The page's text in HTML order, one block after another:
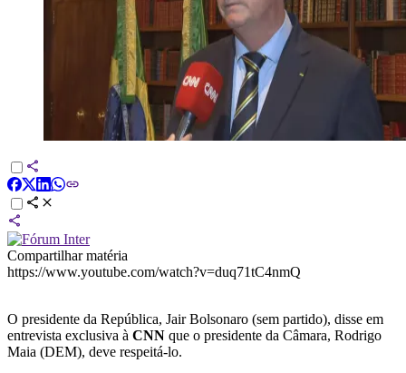
Compartilhar matéria
https://www.youtube.com/watch?v=duq71tC4nmQ
O presidente da República, Jair Bolsonaro (sem partido), disse em
entrevista exclusiva à CNN que o presidente da Câmara, Rodrigo
Maia (DEM), deve respeitá-lo.